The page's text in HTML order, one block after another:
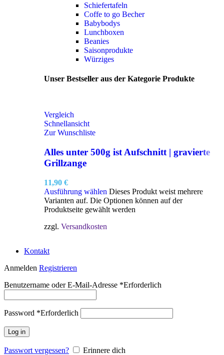
Schiefertafeln
Coffe to go Becher
Babybodys
Lunchboxen
Beanies
Saisonprodukte
Würziges
Unser Bestseller aus der Kategorie Produkte
Vergleich
Schnellansicht
Zur Wunschliste
Alles unter 500g ist Aufschnitt | gravierte
Grillzange
11,90 €
Ausführung wählen Dieses Produkt weist mehrere
Varianten auf. Die Optionen können auf der
Produktseite gewählt werden
zzgl. Versandkosten
Kontakt
Anmelden Registrieren
Benutzername oder E-Mail-Adresse *Erforderlich
Password *Erforderlich
Log in
Passwort vergessen?
Erinnere dich